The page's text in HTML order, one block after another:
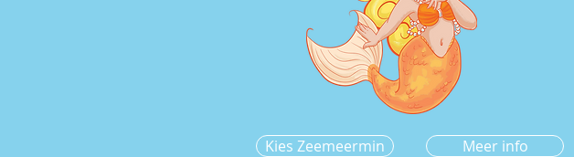
Kies Zeemeermin Meer info